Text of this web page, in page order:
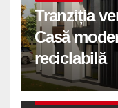
Tranziția
Casă
reciclabilă